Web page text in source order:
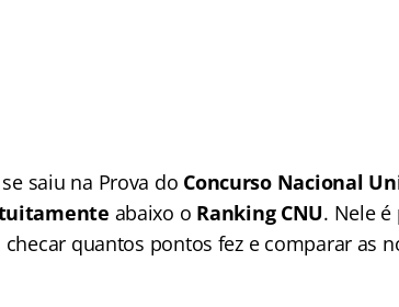
saiu na Prova do Concurso Nacional
abaixo o Ranking CNU. Nele é
quantos pontos fez e comparar as